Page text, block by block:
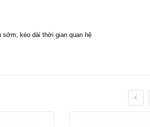
kéo dài thời gian quan hệ